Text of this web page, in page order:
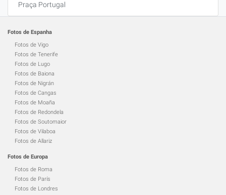
Praça Portugal
Fotos de Espanha
Fotos de Vigo
Fotos de Tenerife
Fotos de Lugo
Fotos de Baiona
Fotos de Nigrán
Fotos de Cangas
Fotos de Moaña
Fotos de Redondela
Fotos de Soutomaior
Fotos de Vilaboa
Fotos de Allariz
Fotos de Europa
Fotos de Roma
Fotos de París
Fotos de Londres